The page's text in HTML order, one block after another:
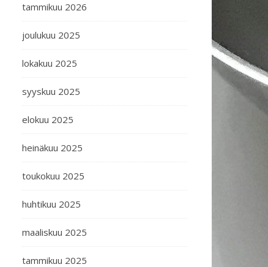
tammikuu 2026
joulukuu 2025
lokakuu 2025
syyskuu 2025
elokuu 2025
heinäkuu 2025
toukokuu 2025
huhtikuu 2025
maaliskuu 2025
tammikuu 2025